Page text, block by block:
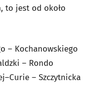
to jest od około
– Kochanowskiego
– Rondo
– Szczytnicka